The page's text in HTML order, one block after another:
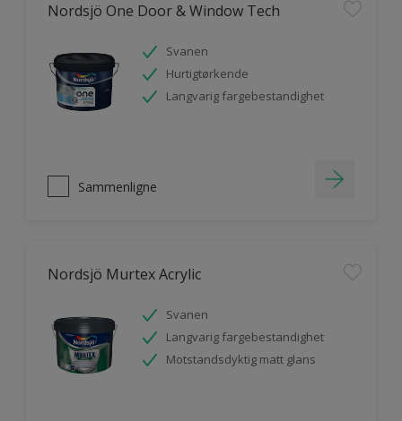
Nordsjö One Door & Window Tech
Svanen
Hurtigtørkende
Langvarig fargebestandighet
Sammenligne
Nordsjö Murtex Acrylic
Svanen
Langvarig fargebestandighet
Motstandsdyktig matt glans